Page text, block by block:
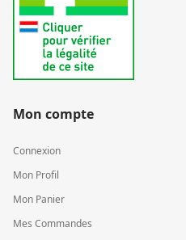
Mon compte
Connexion
Mon Profil
Mon Panier
Mes Commandes